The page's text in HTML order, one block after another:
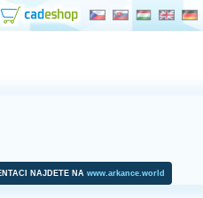
NAJDETE NA www.arkance.world